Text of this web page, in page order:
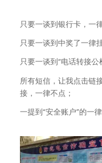
只要一谈到银行卡，一
只要一谈到中奖了一律
只要一谈到“电话转接公
所有短信，让我点击链
接，一律不点；
一提到“安全账户”的一律